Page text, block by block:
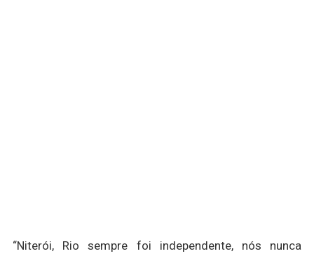
“Niterói, Rio sempre foi independente, nós nunca